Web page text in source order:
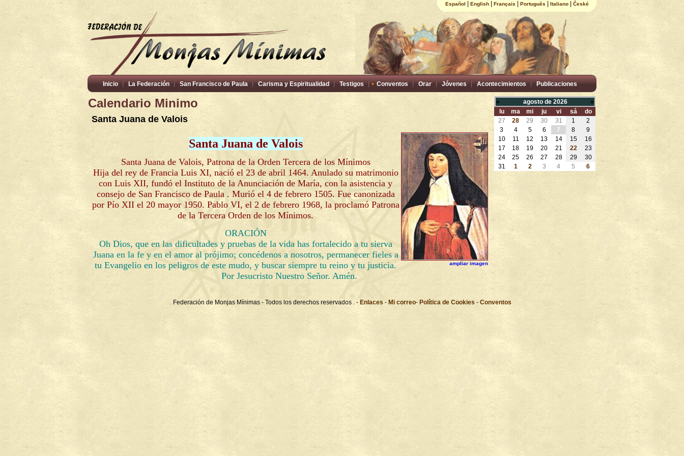
Español English| Français Português Italiano| České
Inicio La Federación San Francisco de Paula Carisma y Espiritualidad Testigos Conventos Orar Jóvenes Acontecimientos Publicaciones
Calendario Minimo
Santa Juana de Valois
ampliar imagen
Santa Juana de Valois
Santa Juana de Valois, Patrona de la Orden Tercera de los Mínimos
Hija del rey de Francia Luis XI, nació el 23 de abril 1464. Anulado su matrimonio
con Luis XII, fundó el Instituto de la Anunciación de María, con la asistencia y
consejo de San Francisco de Paula . Murió el 4 de febrero 1505. Fue canonizada
por Pío XII el 20 mayor 1950. Pablo VI, el 2 de febrero 1968, la proclamó Patrona
de la Tercera Orden de los Mínimos.
ORACIÓN
Oh Dios, que en las dificultades y pruebas de la vida has fortalecido a tu sierva
Juana en la fe y en el amor al prójimo; concédenos a nosotros, permanecer fieles a
tu Evangelio en los peligros de este mudo, y buscar siempre tu reino y tu justicia.
Por Jesucristo Nuestro Señor. Amén.
« agosto de 2026
»
lu
ma mi ju vi sá
do
27
28 29 30 31 1
2
3
4 5 6 7 8
9
10
11 12 13 14 15
16
17
18 19 20 21 22
23
24
25 26 27 28 29
30
31
1 2 3 4 5 6
Federación de Monjas Mínimas - Todos los derechos reservados . - Enlaces - Mi correo- Política de Cookies- Conventos